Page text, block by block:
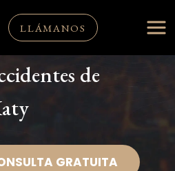
LLÁMANOS
de
GRATUITA